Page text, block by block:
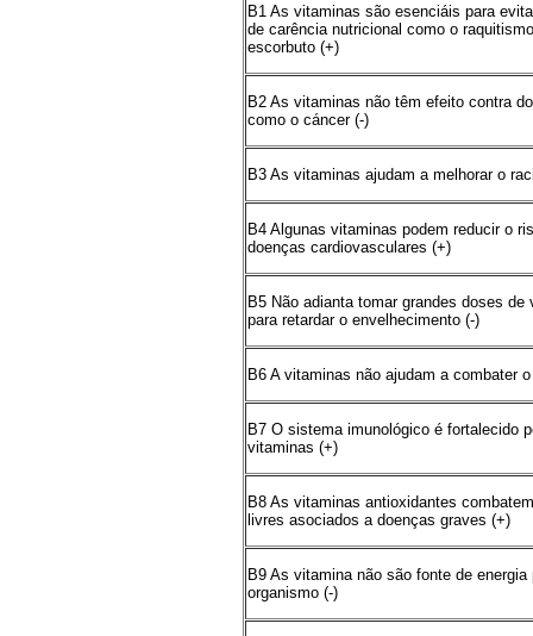
B1 As vitaminas são esenciáis para
de carência nutricional como o
escorbuto (+)
B2 As vitaminas não têm efeito contra
como o cáncer (-)
B3 As vitaminas ajudam a melhorar o
B4 Algunas vitaminas podem reducir o
doenças cardiovasculares (+)
B5 Não adianta tomar grandes doses de
para retardar o envelhecimento (-)
B6 A vitaminas não ajudam a combater
B7 O sistema imunológico é fortalecido
vitaminas (+)
B8 As vitaminas antioxidantes
livres asociados a doenças graves (+)
B9 As vitamina não são fonte de energia
organismo (-)